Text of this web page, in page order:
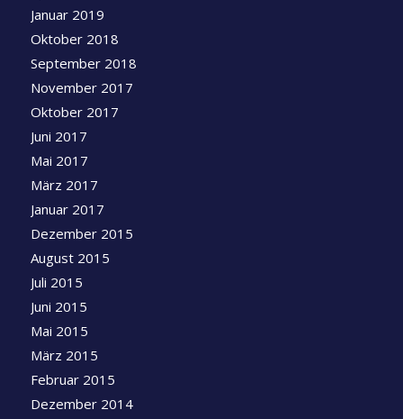
Januar 2019
Oktober 2018
September 2018
November 2017
Oktober 2017
Juni 2017
Mai 2017
März 2017
Januar 2017
Dezember 2015
August 2015
Juli 2015
Juni 2015
Mai 2015
März 2015
Februar 2015
Dezember 2014